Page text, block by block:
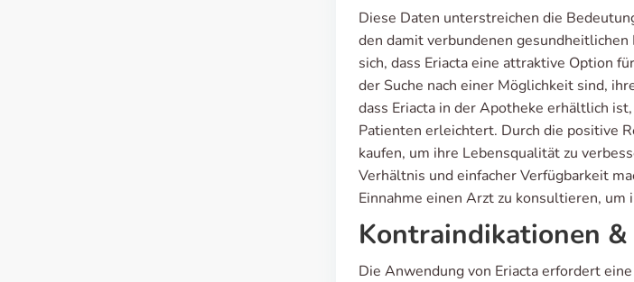
Diese Daten unterstreichen die
den damit verbundenen
sich, dass Eriacta eine attraktive Option
der Suche nach einer Möglichkeit sind,
dass Eriacta in der Apotheke erhältlich
Patienten erleichtert. Durch die positive
kaufen, um ihre Lebensqualität zu
Verhältnis und einfacher Verfügbarkeit
Einnahme einen Arzt zu konsultieren,
Kontraindikationen
Die Anwendung von Eriacta erfordert